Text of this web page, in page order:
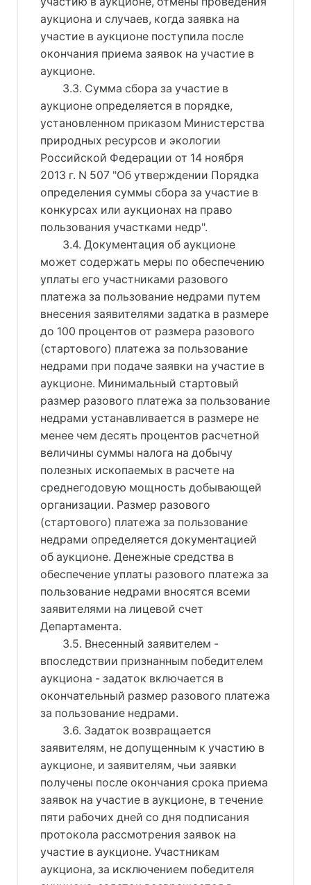
аукциона и случаев, когда заявка на
участие в аукционе поступила после
окончания приема заявок на участие в
аукционе.
3.3. Сумма сбора за участие в
аукционе определяется в порядке,
установленном приказом Министерства
природных ресурсов и экологии
Российской Федерации от 14 ноября
2013 г. N 507 "Об утверждении Порядка
определения суммы сбора за участие в
конкурсах или аукционах на право
пользования участками недр".
3.4. Документация об аукционе
может содержать меры по обеспечению
уплаты его участниками разового
платежа за пользование недрами путем
внесения заявителями задатка в размере
до 100 процентов от размера разового
(стартового) платежа за пользование
недрами при подаче заявки на участие в
аукционе. Минимальный стартовый
размер разового платежа за пользование
недрами устанавливается в размере не
менее чем десять процентов расчетной
величины суммы налога на добычу
полезных ископаемых в расчете на
среднегодовую мощность добывающей
организации. Размер разового
(стартового) платежа за пользование
недрами определяется документацией
об аукционе. Денежные средства в
обеспечение уплаты разового платежа за
пользование недрами вносятся всеми
заявителями на лицевой счет
Департамента.
3.5. Внесенный заявителем -
впоследствии признанным победителем
аукциона - задаток включается в
окончательный размер разового платежа
за пользование недрами.
3.6. Задаток возвращается
заявителям, не допущенным к участию в
аукционе, и заявителям, чьи заявки
получены после окончания срока приема
заявок на участие в аукционе, в течение
пяти рабочих дней со дня подписания
протокола рассмотрения заявок на
участие в аукционе. Участникам
аукциона, за исключением победителя